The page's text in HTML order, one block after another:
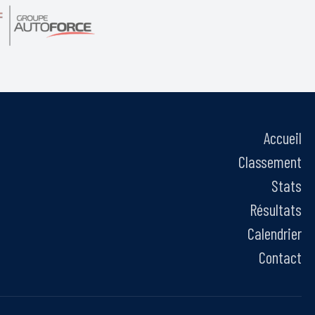
Accueil
Classement
Stats
Résultats
Calendrier
Contact